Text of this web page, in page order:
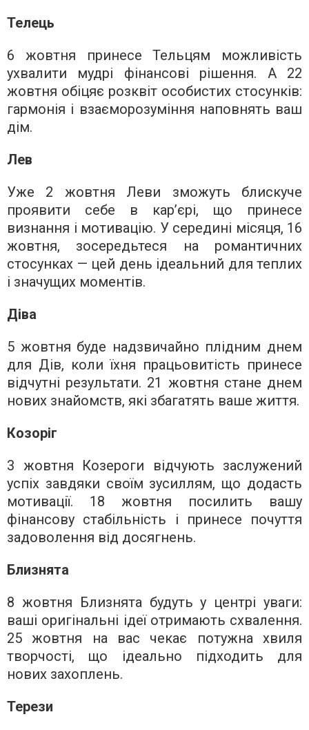
Телець
6 жовтня принесе Тельцям можливість
ухвалити мудрі фінансові рішення. А 22
жовтня обіцяє розквіт особистих стосунків:
гармонія і взаєморозуміння наповнять ваш
дім.
Лев
Уже 2 жовтня Леви зможуть блискуче
проявити себе в кар’єрі, що принесе
визнання і мотивацію. У середині місяця, 16
жовтня, зосередьтеся на романтичних
стосунках — цей день ідеальний для теплих
і значущих моментів.
Діва
5 жовтня буде надзвичайно плідним днем
для Дів, коли їхня працьовитість принесе
відчутні результати. 21 жовтня стане днем
нових знайомств, які збагатять ваше життя.
Козоріг
3 жовтня Козероги відчують заслужений
успіх завдяки своїм зусиллям, що додасть
мотивації. 18 жовтня посилить вашу
фінансову стабільність і принесе почуття
задоволення від досягнень.
Близнята
8 жовтня Близнята будуть у центрі уваги:
ваші оригінальні ідеї отримають схвалення.
25 жовтня на вас чекає потужна хвиля
творчості, що ідеально підходить для
нових захоплень.
Терези